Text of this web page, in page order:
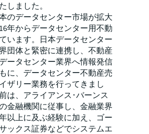
しました。
のデータセンター市場が拡大
年からデータセンター用不動
います。日本データセンター
団体と緊密に連携し、不動産
ータセンター業界へ情報発信
に、データセンター不動産売
ザリー業務を行ってきまし
は、アライアンス･バーンス
金融機関に従事し、金融業界
以上に及ぶ経験に加え、ゴー
ックス証券などでシステムエ